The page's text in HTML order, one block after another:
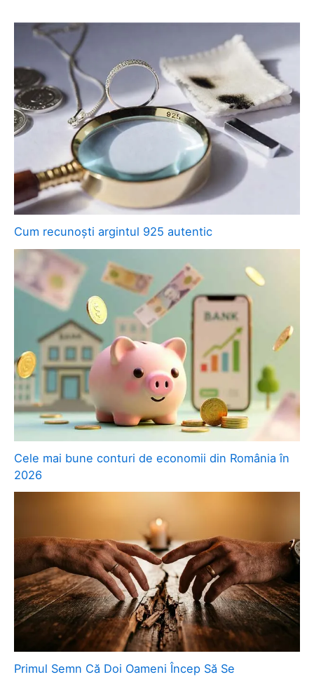
Cum recunoști argintul 925 autentic
Cele mai bune conturi de economii din România în
2026
Primul Semn Că Doi Oameni Încep Să Se